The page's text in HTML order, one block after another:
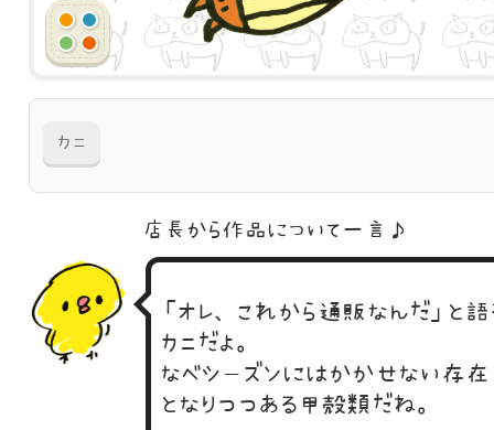
カニ
店長から作品に ついて一言♪
「オレ、これから通販なんだ」と語
カニだよ。
なべシーズンにはかかせない存在
となりつつある甲殻類だね。